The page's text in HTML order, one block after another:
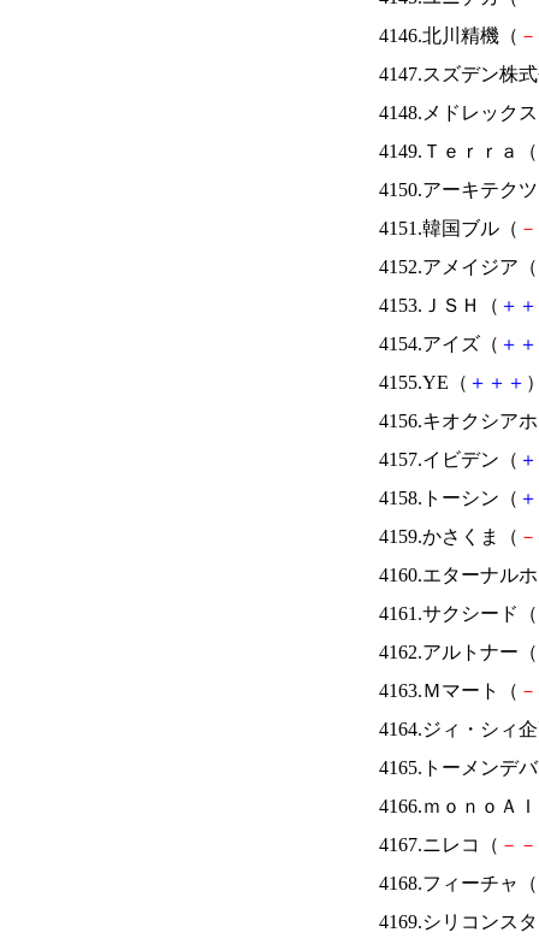
4146.北川精機（ －
4147.スズデン株
4148.メドレック
4149.Ｔｅｒｒａ（
4150.アーキテク
4151.韓国ブル（ －
4152.アメイジア（
4153.ＪＳＨ（ ＋ ＋
4154.アイズ（ ＋ ＋
4155.YE（ ＋ ＋ ＋
4156.キオクシア
4157.イビデン（ ＋
4158.トーシン（ ＋
4159.かさくま（ －
4160.エターナル
4161.サクシード（
4162.アルトナー（
4163.Ｍマート（ －
4164.ジィ・シィ
4165.トーメンデ
4166.ｍｏｎｏＡ
4167.ニレコ（ － －
4168.フィーチャ（
4169.シリコンス